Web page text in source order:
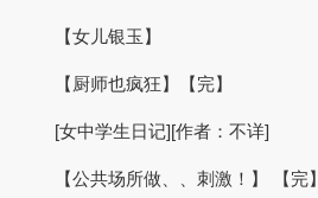
【女儿银玉】
【厨师也疯狂】【完】
[女中学生日记][作者：不详]
【公共场所做、、刺激！】 【完】